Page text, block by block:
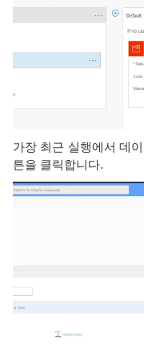
가장 최근 실행에서 데
튼을 클릭합니다.